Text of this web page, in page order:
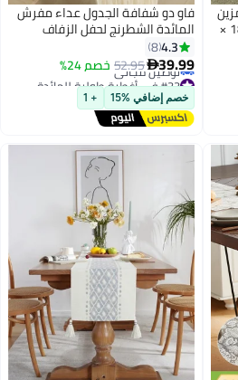
فاو دو شفافة الجدول عداء مفرش
المائدة الشطرنج لحفل الزفاف
الزفاف دش حزب الديكور الجدول

52.95خصم 24%
أقل سعر في 7 يوم
توصيل مجاني
خصم إضافي %15 + 1